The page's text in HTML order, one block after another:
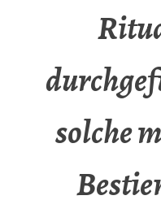
solche